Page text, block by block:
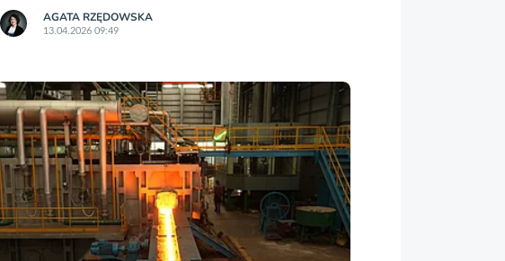
AGATA RZĘDOWSKA
13.04.2026 09:49